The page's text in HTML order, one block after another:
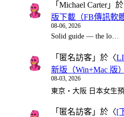
「 Michael Carter」
版下載（FB傳訊軟
08-06, 2026
Solid guide — the lo…
「 匿名訪客 」於〈
新版（Win+Mac 版）
08-03, 2026
東京・大阪 日本女生
「 匿名訪客 」於〈[